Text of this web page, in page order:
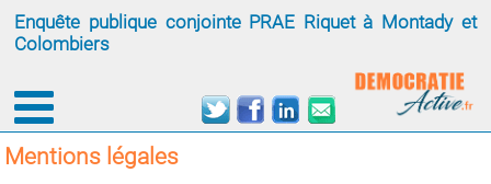
Enquête publique conjointe PRAE Riquet à Montady et
Colombiers
Mentions légales